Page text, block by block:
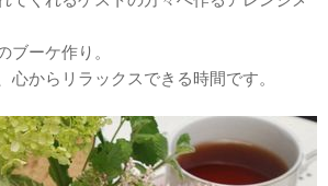
ブーケ作り。
心からリラックスできる時間です。